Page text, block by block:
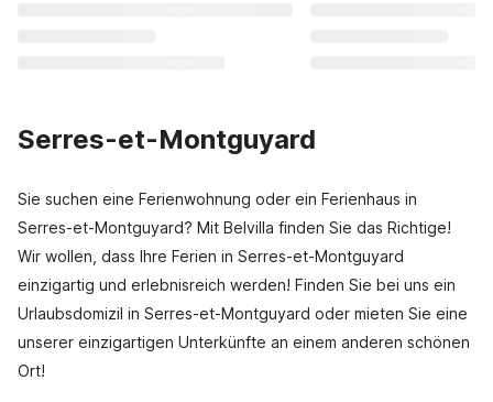
Serres-et-Montguyard
Sie suchen eine Ferienwohnung oder ein Ferienhaus in
Serres-et-Montguyard? Mit Belvilla finden Sie das Richtige!
Wir wollen, dass Ihre Ferien in Serres-et-Montguyard
einzigartig und erlebnisreich werden! Finden Sie bei uns ein
Urlaubsdomizil in Serres-et-Montguyard oder mieten Sie eine
unserer einzigartigen Unterkünfte an einem anderen schönen
Ort!